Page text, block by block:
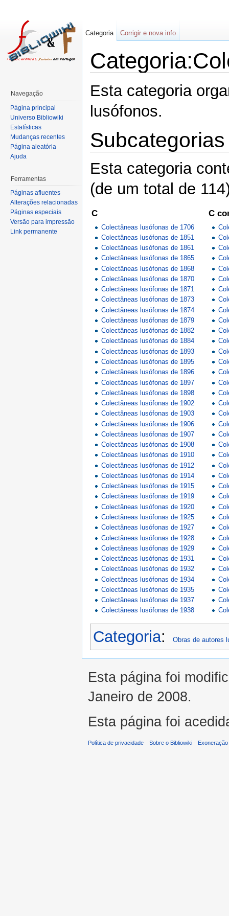
Esta categoria
lusófonos.
Subcategorias
Esta categoria
(de um total de
C
Colectâneas lusófonas de 1706
Colectâneas lusófonas de 1851
Colectâneas lusófonas de 1861
Colectâneas lusófonas de 1865
Colectâneas lusófonas de 1868
Colectâneas lusófonas de 1870
Colectâneas lusófonas de 1871
Colectâneas lusófonas de 1873
Colectâneas lusófonas de 1874
Colectâneas lusófonas de 1879
Colectâneas lusófonas de 1882
Colectâneas lusófonas de 1884
Colectâneas lusófonas de 1893
Colectâneas lusófonas de 1895
Colectâneas lusófonas de 1896
Colectâneas lusófonas de 1897
Colectâneas lusófonas de 1898
Colectâneas lusófonas de 1902
Colectâneas lusófonas de 1903
Colectâneas lusófonas de 1906
Colectâneas lusófonas de 1907
Colectâneas lusófonas de 1908
Colectâneas lusófonas de 1910
Colectâneas lusófonas de 1912
Colectâneas lusófonas de 1914
Colectâneas lusófonas de 1915
Colectâneas lusófonas de 1919
Colectâneas lusófonas de 1920
Colectâneas lusófonas de 1925
Colectâneas lusófonas de 1927
Colectâneas lusófonas de 1928
Colectâneas lusófonas de 1929
Colectâneas lusófonas de 1931
Colectâneas lusófonas de 1932
Colectâneas lusófonas de 1934
Colectâneas lusófonas de 1935
Colectâneas lusófonas de 1937
Colectâneas lusófonas de 1938
C
Categoria: Obras de autores
Categoria Corrigir e nova info
Navegação
Página principal
Universo Bibliowiki
Estatísticas
Mudanças recentes
Página aleatória
Ajuda
Ferramentas
Páginas afluentes
Alterações relacionadas
Páginas especiais
Versão para impressão
Link permanente
Esta página foi
Janeiro de 2008.
Esta página foi
Política de privacidade Sobre o Bibliowiki